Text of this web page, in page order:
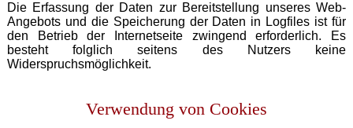
Die Erfassung der Daten zur Bereitstellung unseres Web-
Angebots und die Speicherung der Daten in Logfiles ist für
den Betrieb der Internetseite zwingend erforderlich. Es
besteht folglich seitens des Nutzers keine
Widerspruchsmöglichkeit.
Verwendung von Cookies